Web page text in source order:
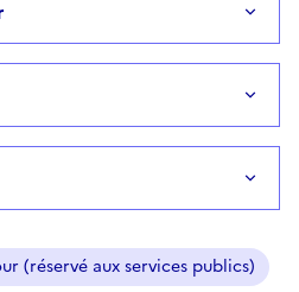
(réservé aux services publics)